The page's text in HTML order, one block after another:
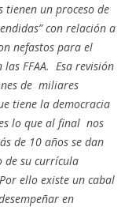
tienen un proceso de
con relación a
nefastos para el
FFAA. Esa revisión
de miliares
tiene la democracia
lo que al final nos
de 10 años se dan
de su currícula
ello existe un cabal
en